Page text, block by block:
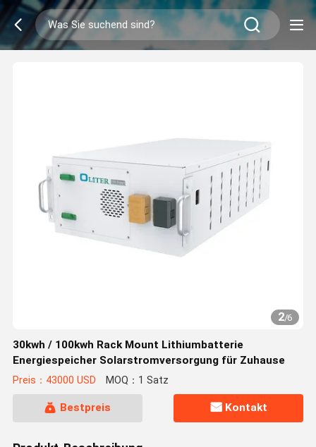
2/6
30kwh / 100kwh Rack Mount Lithiumbatterie
Energiespeicher Solarstromversorgung für Zuhause
Preis：43000 USD MOQ：1 Satz
Bestpreis Kontakt